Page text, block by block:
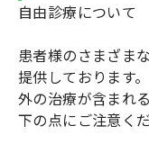
自由診療について
患者様のさまざま
提供しております
外の治療が含まれ
下の点にご注意くだ